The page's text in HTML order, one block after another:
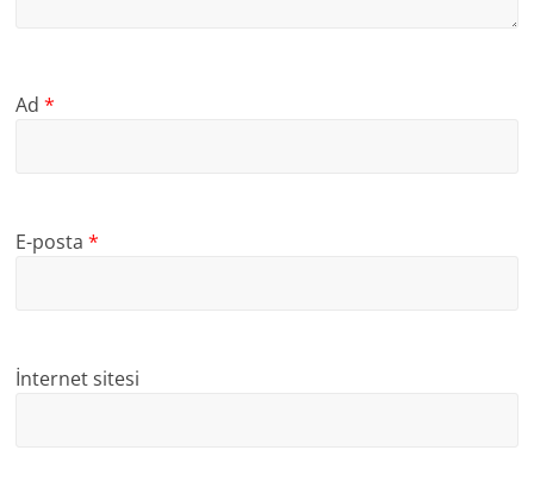
Ad*
E-posta*
İnternet sitesi